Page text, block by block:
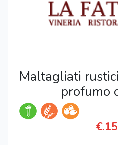
Maltagliati
profumo